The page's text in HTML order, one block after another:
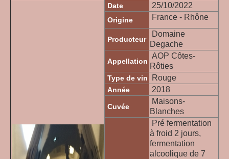
Date 25/10/2022
Origine France - Rhône
Producteur
Domaine
Degache
Appellation
AOP Côtes-
Rôties
Type de vin Rouge
Année 2018
Cuvée
Maisons-
Blanches
Pré fermentation
à froid 2 jours,
fermentation
alcoolique de 7